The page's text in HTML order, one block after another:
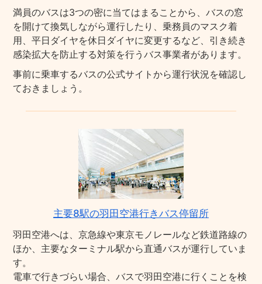
満員のバスは3つの密に当てはまることから、バスの窓
を開けて換気しながら運行したり、乗務員のマスク着
用、平日ダイヤを休日ダイヤに変更するなど、引き続き
感染拡大を防止する対策を行うバス事業者があります。
事前に乗車するバスの公式サイトから運行状況を確認し
ておきましょう。
主要8駅の羽田空港行きバス停留所
羽田空港へは、京急線や東京モノレールなど鉄道路線の
ほか、主要なターミナル駅から直通バスが運行していま
す。
電車で行きづらい場合、バスで羽田空港に行くことを検